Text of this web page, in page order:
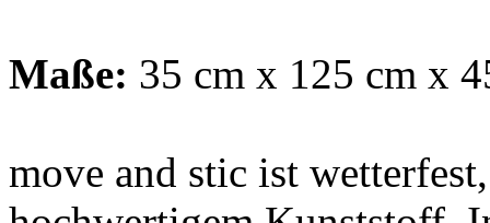
Maße: 35 cm x 125 cm x
move and stic ist